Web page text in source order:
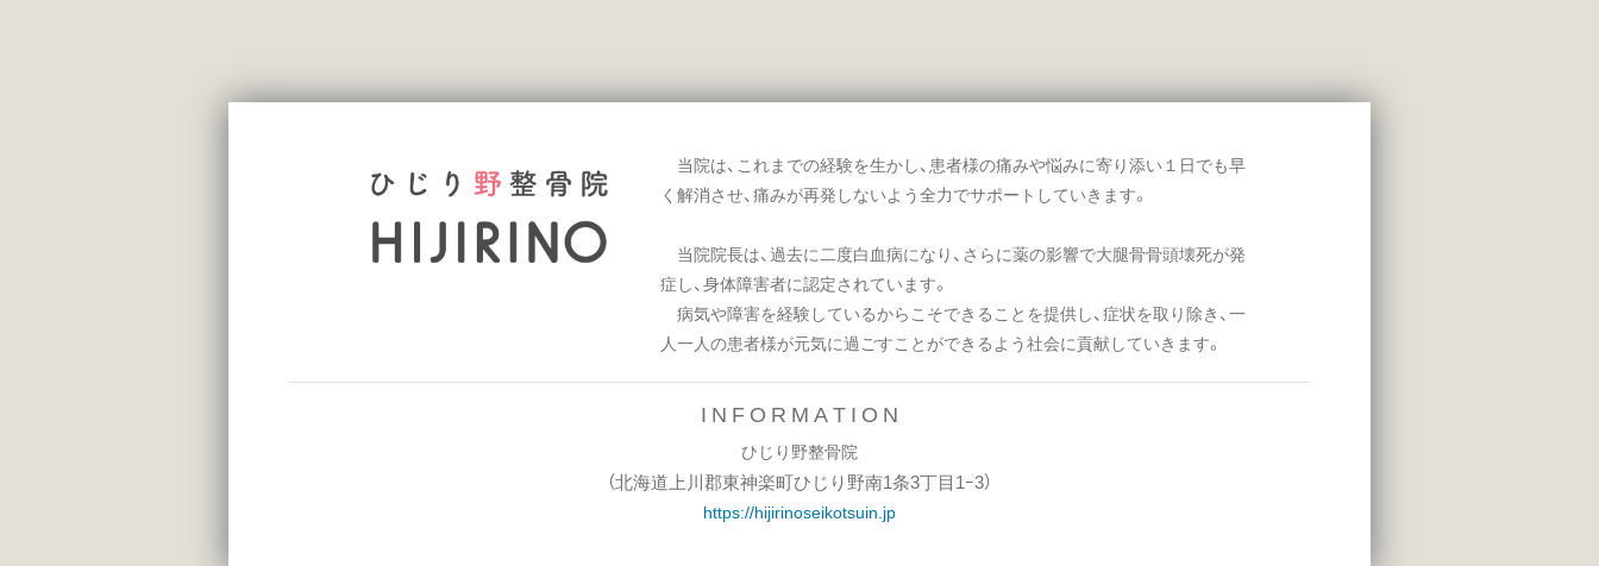
当院は、これまでの経験を生かし、患者様の痛みや悩みに寄り添い１日でも早
く解消させ、痛みが再発しないよう全力でサポートしていきます。
当院院長は、過去に二度白血病になり、さらに薬の影響で大腿骨骨頭壊死が発
症し、身体障害者に認定されています。
病気や障害を経験しているからこそできることを提供し、症状を取り除き、一
人一人の患者様が元気に過ごすことができるよう社会に貢献していきます。
I N F O R M A T I O N
ひじり野整骨院
（北海道上川郡東神楽町ひじり野南1条3丁目1ｰ3）
https://hijirinoseikotsuin.jp